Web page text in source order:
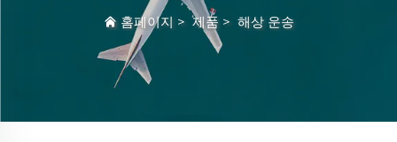
홈페이지 >제품> 해상 운송